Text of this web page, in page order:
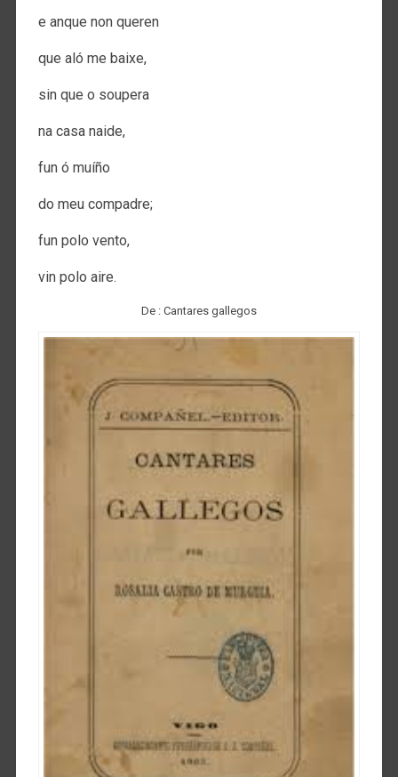
e anque non queren
que aló me baixe,
sin que o soupera
na casa naide,
fun ó muíño
do meu compadre;
fun polo vento,
vin polo aire.
De : Cantares gallegos